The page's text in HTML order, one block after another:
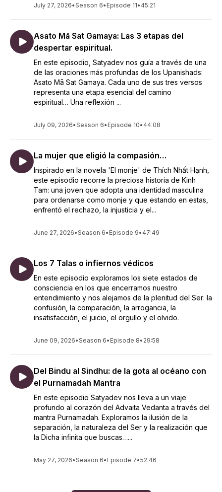
July 27, 2026•Season 6• Episode 11• 45:21
Asato Mā Sat Gamaya: Las 3 etapas del
despertar espiritual.
En este episodio, Satyadev nos guía a través de una
de las oraciones más profundas de los Upanishads:
Asato Mā Sat Gamaya. Cada uno de sus tres versos
representa una etapa esencial del camino
espiritual… Una reflexión ...
July 09, 2026•Season 6• Episode 10• 44:08
La mujer que eligió la compasión…
Inspirado en la novela 'El monje' de Thích Nhất Hạnh,
este episodio recorre la preciosa historia de Kinh
Tam: una joven que adopta una identidad masculina
para ordenarse como monje y que estando en estas,
enfrentó el rechazo, la injusticia y el...
June 27, 2026•Season 6• Episode 9• 47:49
Los 7 Talas o infiernos védicos
En este episodio exploramos los siete estados de
consciencia en los que encerramos nuestro
entendimiento y nos alejamos de la plenitud del Ser: la
confusión, la comparación, la arrogancia, la
insatisfacción, el juicio, el orgullo y el olvido.
June 09, 2026•Season 6• Episode 8• 29:58
Del Bindu al Sindhu: de la gota al océano con
el Purnamadah Mantra
En este episodio Satyadev nos lleva a un viaje
profundo al corazón del Advaita Vedanta a través del
mantra Purnamadah. Exploramos la ilusión de la
separación, la naturaleza del Ser y la realización que
la Dicha infinita que buscas…...
May 27, 2026•Season 6• Episode 7•52:46